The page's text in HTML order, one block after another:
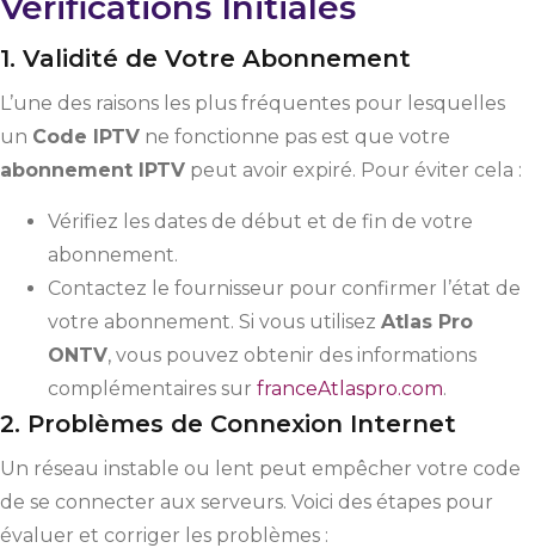
1. Validité de Votre Abonnement
L’une des raisons les plus fréquentes pour lesquelles
un Code IPTV ne fonctionne pas est que votre
abonnement IPTV peut avoir expiré. Pour éviter cela :
Vérifiez les dates de début et de fin de votre
abonnement.
Contactez le fournisseur pour confirmer l’état de
votre abonnement. Si vous utilisez Atlas Pro
ONTV, vous pouvez obtenir des informations
complémentaires sur franceAtlaspro.com.
2. Problèmes de Connexion Internet
Un réseau instable ou lent peut empêcher votre code
de se connecter aux serveurs. Voici des étapes pour
évaluer et corriger les problèmes :